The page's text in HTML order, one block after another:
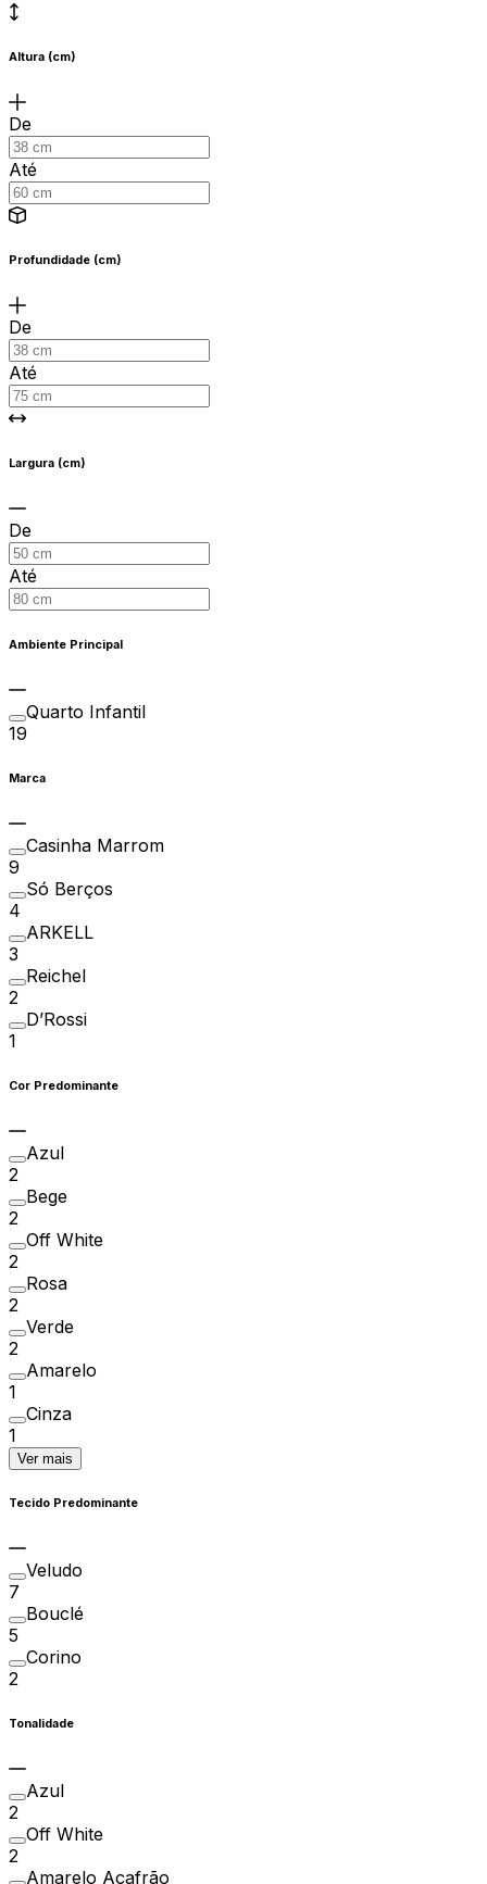
Altura (cm)
De
Até
Profundidade (cm)
De
Até
Largura (cm)
De
Até
Ambiente Principal
Quarto Infantil
19
Marca
Casinha Marrom
9
Só Berços
4
ARKELL
3
Reichel
2
D’Rossi
1
Cor Predominante
Azul
2
Bege
2
Off White
2
Rosa
2
Verde
2
Amarelo
1
Cinza
1
Ver mais
Tecido Predominante
Veludo
7
Bouclé
5
Corino
2
Tonalidade
Azul
2
Off White
2
Amarelo Açafrão